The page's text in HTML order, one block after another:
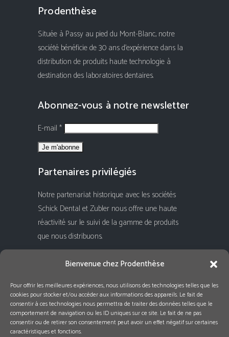
Bienvenue chez Prodenthèse
Pour offrir les meilleures expériences, nous utilisons des technologies telles que les
cookies pour stocker et/ou accéder aux informations des appareils. Le fait de
consentir à ces technologies nous permettra de traiter des données telles que le
comportement de navigation ou les ID uniques sur ce site. Le fait de ne pas
consentir ou de retirer son consentement peut avoir un effet négatif sur certaines
caractéristiques et fonctions.
Prodenthèse
Située à Passy au pied du Mont-Blanc, notre
société bénéficie de 30 ans d'expérience dans la
distribution de produits haute technologie à
destination des laboratoires dentaires.
Abonnez-vous à notre newsletter
E-mail *
Partenaires privilégiés
Notre partenariat historique avec les sociétés
Schick Dental et Zubler nous offre une haute
réactivité sur le suivi de la gamme de produits
que nous distribuons.
Rejoignez-nous !